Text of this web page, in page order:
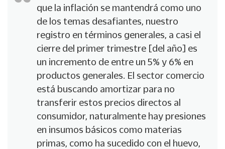
que la inflación se mantendrá como uno
de los temas desafiantes, nuestro
registro en términos generales, a casi el
cierre del primer trimestre [del año] es
un incremento de entre un 5% y 6% en
productos generales. El sector comercio
está buscando amortizar para no
transferir estos precios directos al
consumidor, naturalmente hay presiones
en insumos básicos como materias
primas, como ha sucedido con el huevo,